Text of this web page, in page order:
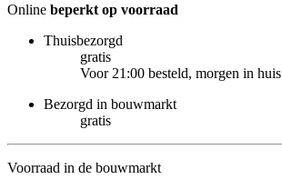
Online beperkt op voorraad
Thuisbezorgd
gratis
Voor 21:00 besteld, morgen in huis
Bezorgd in bouwmarkt
gratis
Voorraad in de bouwmarkt